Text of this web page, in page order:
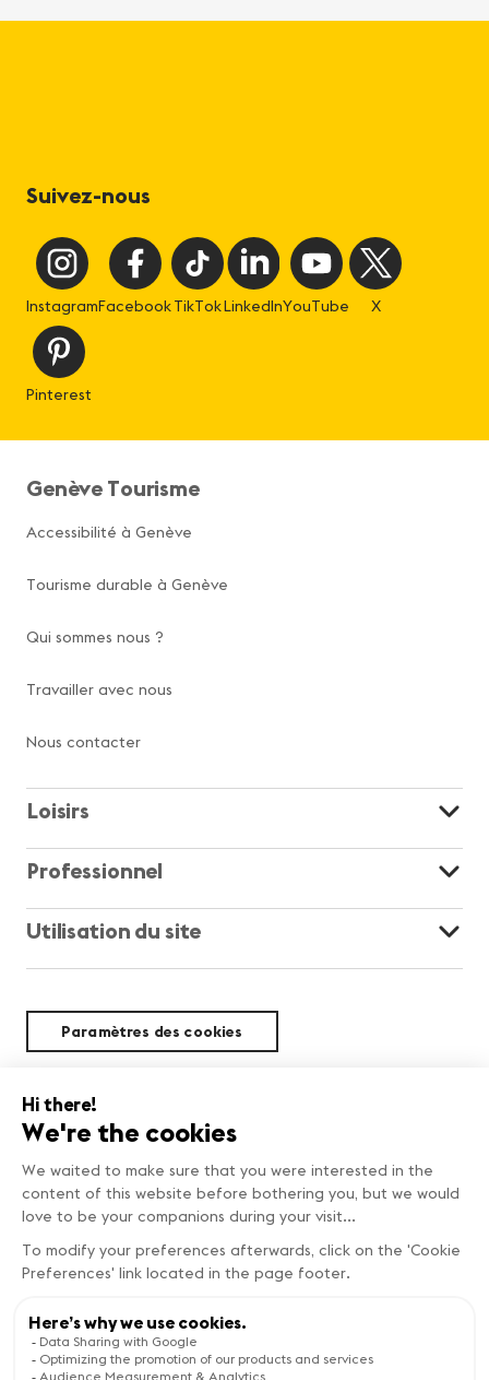
Suivez-nous
InstagramFacebookTikTokLinkedInYouTube X
Pinterest
Genève Tourisme
Accessibilité à Genève
Tourisme durable à Genève
Qui sommes nous ?
Travailler avec nous
Nous contacter
Loisirs
Professionnel
Utilisation du site
Paramètres des cookies
Durabilité